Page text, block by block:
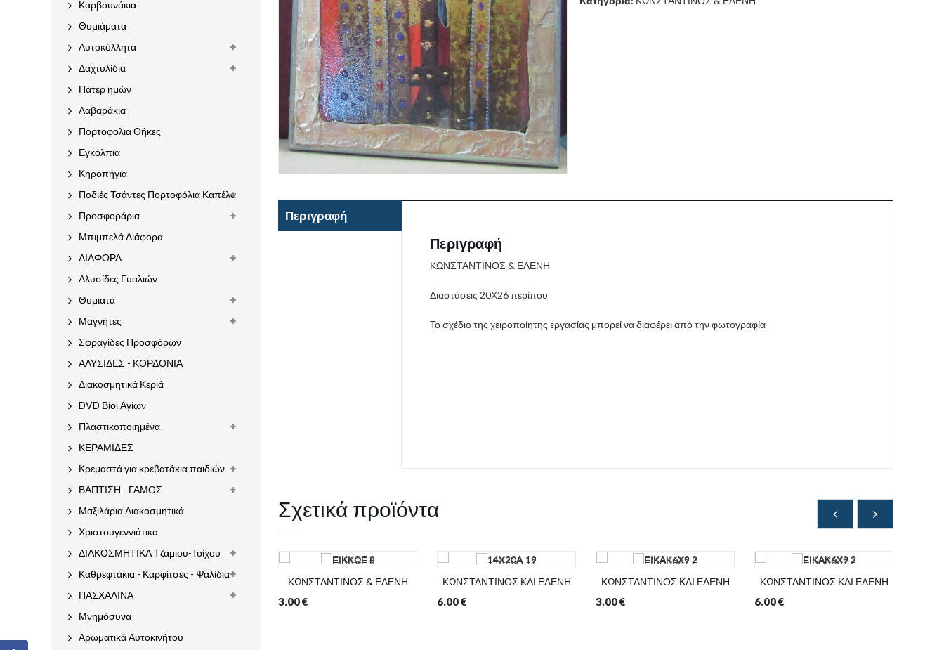
Περιγραφή
Περιγραφή
ΚΩΝΣΤΑΝΤΙΝΟΣ & ΕΛΕΝΗ
Διαστάσεις 20Χ26 περίπου
Το σχέδιο της χειροποίητης εργασίας μπορεί να διαφέρει από την φωτογραφία
Σχετικά προϊόντα
ΚΩΝΣΤΑΝΤΙΝΟΣ & ΕΛΕΝΗ
3.00€
ΚΩΝΣΤΑΝΤΙΝΟΣ ΚΑΙ ΕΛΕΝΗ
6.00€
ΚΩΝΣΤΑΝΤΙΝΟΣ ΚΑΙ ΕΛΕΝΗ
3.00€
ΚΩΝΣΤΑΝΤΙΝΟΣ ΚΑΙ ΕΛΕΝΗ
6.00€
Καρβουνάκια
Θυμιάματα
Αυτοκόλλητα
Δαχτυλίδια
Πάτερ ημών
Λαβαράκια
Πορτοφολια Θήκες
Εγκόλπια
Κηροπήγια
Ποδιές Τσάντες Πορτοφόλια Καπέλα
Προσφοράρια
Μπιμπελά Διάφορα
ΔΙΑΦΟΡΑ
Αλυσίδες Γυαλιών
Θυμιατά
Μαγνήτες
Σφραγίδες Προσφόρων
ΑΛΥΣΙΔΕΣ - ΚΟΡΔΟΝΙΑ
Διακοσμητικά Κεριά
DVD Βίοι Αγίων
Πλαστικοποιημένα
ΚΕΡΑΜΙΔΕΣ
Κρεμαστά για κρεβατάκια παιδιών
ΒΑΠΤΙΣΗ - ΓΑΜΟΣ
Μαξιλάρια Διακοσμητικά
Χριστουγεννιάτικα
ΔΙΑΚΟΣΜΗΤΙΚΑ Τζαμιού-Τοίχου
Καθρεφτάκια - Καρφίτσες - Ψαλίδια
ΠΑΣΧΑΛΙΝΑ
Μνημόσυνα
Αρωματικά Αυτοκινήτου